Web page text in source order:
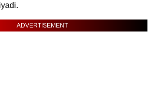
ADVERTISEMENT